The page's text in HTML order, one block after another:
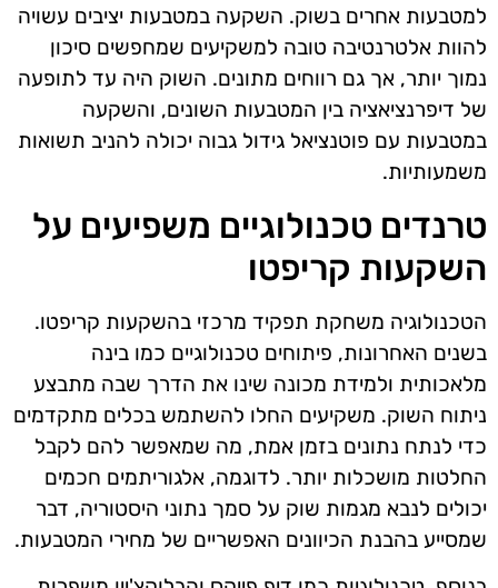
למטבעות אחרים בשוק. השקעה במטבעות יציבים עשויה
להוות אלטרנטיבה טובה למשקיעים שמחפשים סיכון
נמוך יותר, אך גם רווחים מתונים. השוק היה עד לתופעה
של דיפרנציאציה בין המטבעות השונים, והשקעה
במטבעות עם פוטנציאל גידול גבוה יכולה להניב תשואות
משמעותיות.
טרנדים טכנולוגיים משפיעים על
השקעות קריפטו
הטכנולוגיה משחקת תפקיד מרכזי בהשקעות קריפטו.
בשנים האחרונות, פיתוחים טכנולוגיים כמו בינה
מלאכותית ולמידת מכונה שינו את הדרך שבה מתבצע
ניתוח השוק. משקיעים החלו להשתמש בכלים מתקדמים
כדי לנתח נתונים בזמן אמת, מה שמאפשר להם לקבל
החלטות מושכלות יותר. לדוגמה, אלגוריתמים חכמים
יכולים לנבא מגמות שוק על סמך נתוני היסטוריה, דבר
שמסייע בהבנת הכיוונים האפשריים של מחירי המטבעות.